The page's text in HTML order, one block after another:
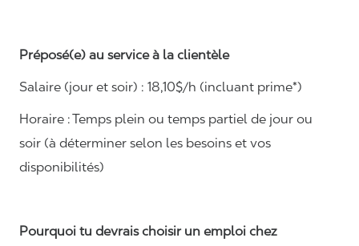
Préposé(e) au service à la clientèle
Salaire (jour et soir) : 18,10$/h (incluant prime*)
Horaire :Temps plein ou temps partiel de jour ou
soir (à déterminer selon les besoins et vos
disponibilités)
Pourquoi tu devrais choisir un emploi chez